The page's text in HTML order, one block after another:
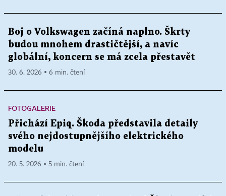
Boj o Volkswagen začíná naplno. Škrty
budou mnohem drastičtější, a navíc
globální, koncern se má zcela přestavět
30. 6. 2026 ▪ 6 min. čtení
FOTOGALERIE
Přichází Epiq. Škoda představila detaily
svého nejdostupnějšího elektrického
modelu
20. 5. 2026 ▪ 5 min. čtení